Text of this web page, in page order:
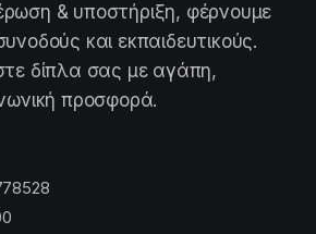
& υποστήριξη, φέρνουμε
και εκπαιδευτικούς.
δίπλα σας με αγάπη,
προσφορά.